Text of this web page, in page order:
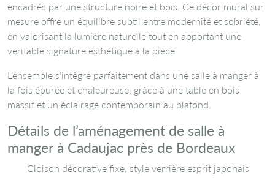
encadrés par une structure noire et bois. Ce décor mural sur
mesure offre un équilibre subtil entre modernité et sobriété,
en valorisant la lumière naturelle tout en apportant une
véritable signature esthétique à la pièce.
L’ensemble s’intègre parfaitement dans une salle à manger à
la fois épurée et chaleureuse, grâce à une table en bois
massif et un éclairage contemporain au plafond.
Détails de l’aménagement de salle à
manger à Cadaujac près de Bordeaux
Cloison décorative fixe, style verrière esprit japonais